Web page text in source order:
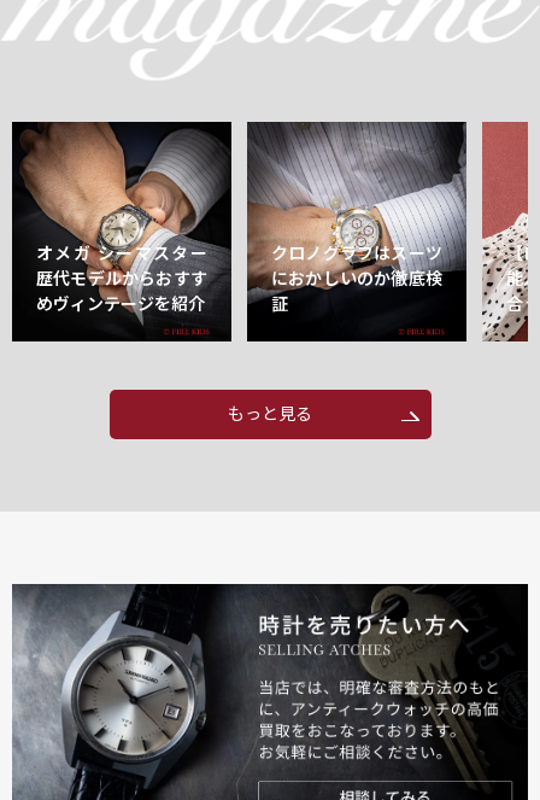
オメガ シーマスター
歴代モデルからおすす
めヴィンテージを紹介
クロノグラフはスーツ
におかしいのか徹底検
証
【
能
合
もっと見る